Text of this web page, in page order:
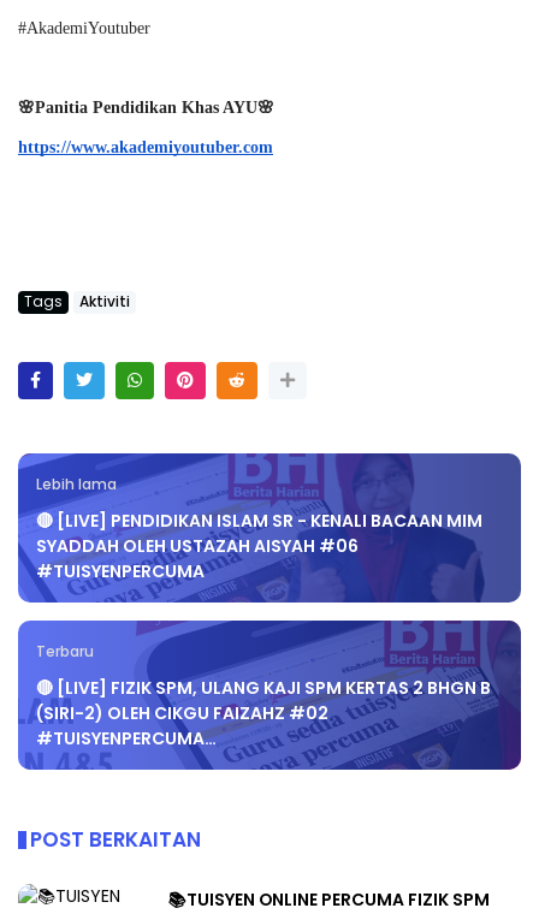
#AkademiYoutuber
🌸Panitia Pendidikan Khas AYU🌸
https://www.akademiyoutuber.com
Tags Aktiviti
Lebih lama
🔴 [LIVE] PENDIDIKAN ISLAM SR - KENALI BACAAN MIM
SYADDAH OLEH USTAZAH AISYAH #06
#TUISYENPERCUMA
Terbaru
🔴 [LIVE] FIZIK SPM, ULANG KAJI SPM KERTAS 2 BHGN B
(SIRI-2) OLEH CIKGU FAIZAHZ #02
#TUISYENPERCUMA…
POST BERKAITAN
📚TUISYEN ONLINE PERCUMA FIZIK SPM